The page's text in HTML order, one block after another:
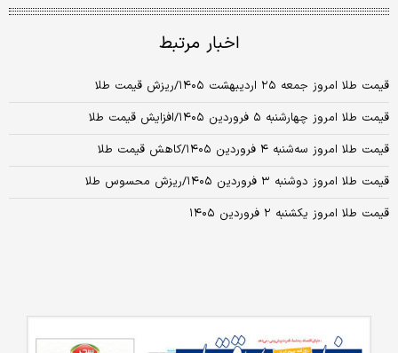
اخبار مرتبط
قیمت طلا امروز جمعه ۲۵ اردیبهشت ۱۴۰۵/ریزش قیمت طلا
قیمت طلا امروز چهارشنبه ۵ فروردین ۱۴۰۵/افزایش قیمت طلا
قیمت طلا امروز سه‌شنبه ۴ فروردین ۱۴۰۵/کاهش قیمت طلا
قیمت طلا امروز دوشنبه ۳ فروردین ۱۴۰۵/ریزش محسوس طلا
قیمت طلا امروز یکشنبه ۲ فروردین ۱۴۰۵